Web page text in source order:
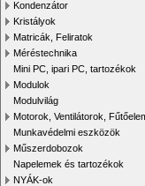
Kondenzátor
Kristályok
Matricák, Feliratok
Méréstechnika
Mini PC, ipari PC, tartozékok
Modulok
Modulvilág
Motorok, Ventilátorok,
Munkavédelmi eszközök
Műszerdobozok
Napelemek és tartozékok
NYÁK-ok